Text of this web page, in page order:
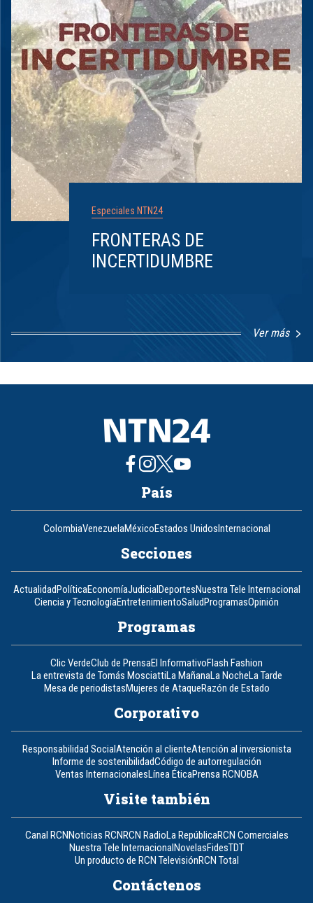
Especiales NTN24
FRONTERAS DE
INCERTIDUMBRE
Ver más
1
8
País
ColombiaVenezuelaMéxicoEstados UnidosInternacional
Secciones
ActualidadPolíticaEconomíaJudicialDeportesNuestra Tele Internacional
Ciencia y TecnologíaEntretenimientoSaludProgramasOpinión
Programas
Clic VerdeClub de PrensaEl InformativoFlash Fashion
La entrevista de Tomás MosciattiLa MañanaLa NocheLa Tarde
Mesa de periodistasMujeres de AtaqueRazón de Estado
Corporativo
Responsabilidad SocialAtención al clienteAtención al inversionista
Informe de sostenibilidadCódigo de autorregulación
Ventas InternacionalesLínea ÉticaPrensa RCNOBA
Visite también
Canal RCNNoticias RCNRCN RadioLa RepúblicaRCN Comerciales
Nuestra Tele InternacionalNovelasFidesTDT
Un producto de RCN TelevisiónRCN Total
Contáctenos